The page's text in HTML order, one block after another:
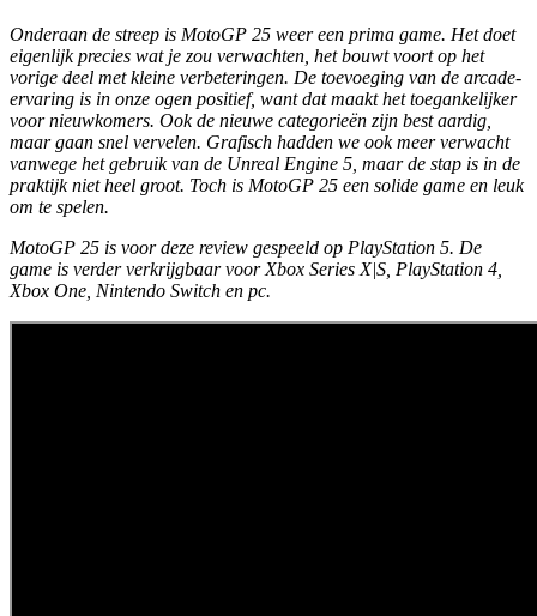
Onderaan de streep is MotoGP 25 weer een prima game. Het doet
eigenlijk precies wat je zou verwachten, het bouwt voort op het
vorige deel met kleine verbeteringen. De toevoeging van de arcade-
ervaring is in onze ogen positief, want dat maakt het toegankelijker
voor nieuwkomers. Ook de nieuwe categorieën zijn best aardig,
maar gaan snel vervelen. Grafisch hadden we ook meer verwacht
vanwege het gebruik van de Unreal Engine 5, maar de stap is in de
praktijk niet heel groot. Toch is MotoGP 25 een solide game en leuk
om te spelen.
MotoGP 25 is voor deze review gespeeld op PlayStation 5. De
game is verder verkrijgbaar voor Xbox Series X|S, PlayStation 4,
Xbox One, Nintendo Switch en pc.